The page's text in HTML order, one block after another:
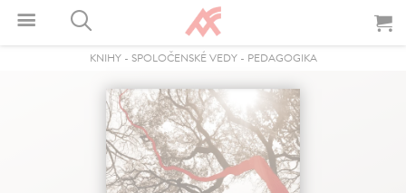
KNIHY- SPOLOČENSKÉ VEDY- PEDAGOGIKA